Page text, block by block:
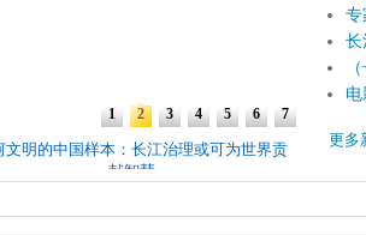
专
长
更多